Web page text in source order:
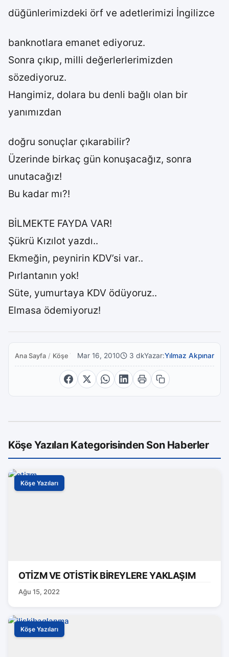
düğünlerimizdeki örf ve adetlerimizi İngilizce
banknotlara emanet ediyoruz.
Sonra çıkıp, milli değerlerlerimizden
sözediyoruz.
Hangimiz, dolara bu denli bağlı olan bir
yanımızdan
doğru sonuçlar çıkarabilir?
Üzerinde birkaç gün konuşacağız, sonra
unutacağız!
Bu kadar mı?!
BİLMEKTE FAYDA VAR!
Şükrü Kızılot yazdı..
Ekmeğin, peynirin KDV’si var..
Pırlantanın yok!
Süte, yumurtaya KDV ödüyoruz..
Elmasa ödemiyoruz!
Ana Sayfa / Köşe YazılarıMar 16, 2010 3 dkYazar:Yılmaz Akpınar
Köşe Yazıları Kategorisinden Son Haberler
Köşe Yazıları
OTİZM VE OTİSTİK BİREYLERE YAKLAŞIM
Ağu 15, 2022
Köşe Yazıları